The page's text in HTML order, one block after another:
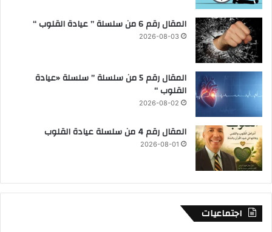
المقال رقم 6 من سلسلة ” عيادة القلوب “
2026-08-03
المقال رقم 5 من سلسلة ” سلسلة «عيادة
القلوب “
2026-08-02
المقال رقم 4 من سلسلة عيادة القلوب
2026-08-01
اجتماعيات